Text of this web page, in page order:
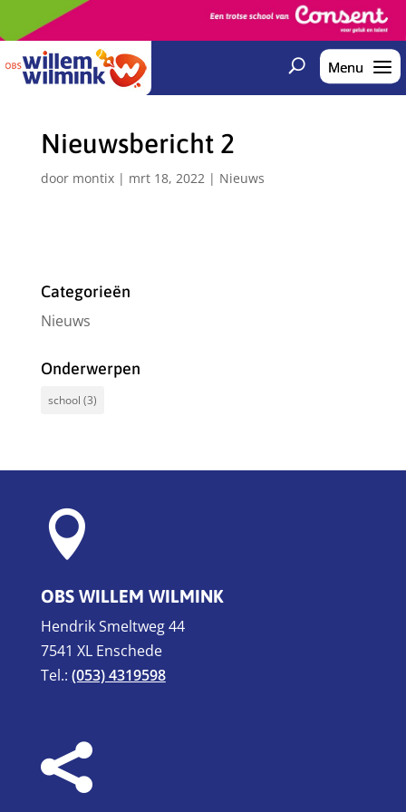
Nieuwsbericht 2
door montix| mrt 18, 2022| Nieuws
Categorieën
Nieuws
Onderwerpen
school (3)

OBS WILLEM WILMINK
Hendrik Smeltweg 44
7541 XL Enschede
Tel.: (053) 4319598
